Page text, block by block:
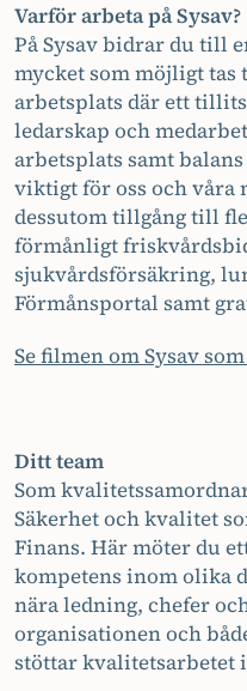
Varför arbeta på Sysav?
På Sysav bidrar du till
mycket som möjligt tas
arbetsplats där ett
ledarskap och
arbetsplats samt
viktigt för oss och våra
dessutom tillgång till
förmånligt
sjukvårdsförsäkring,
Förmånsportal samt
Se filmen om Sysav
Ditt team
Som
Säkerhet och kvalitet
Finans. Här möter du
kompetens inom olika
nära ledning, chefer
organisationen och
stöttar kvalitetsarbetet